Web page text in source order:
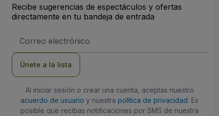
Recibe sugerencias de espectáculos y ofertas
directamente en tu bandeja de entrada
de
Únete a la lista
Al iniciar sesión o crear una cuenta, aceptas nuestro
acuerdo de usuario y nuestra política de privacidad. Es
posible que recibas notificaciones por SMS de nuestra